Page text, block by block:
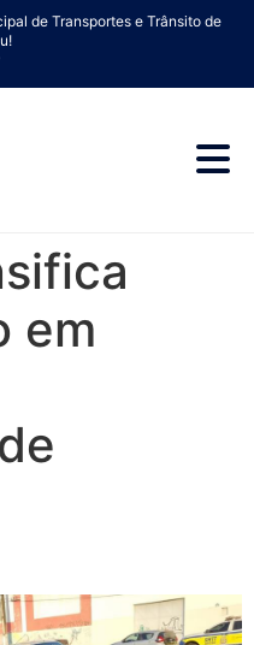
de Transportes e Trânsito de
em